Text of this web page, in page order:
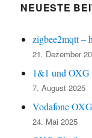
NEUESTE
zigbee2mqtt –
21. Dezember
1&1 und OXG
7. August 2025
Vodafone
24. Mai 2025